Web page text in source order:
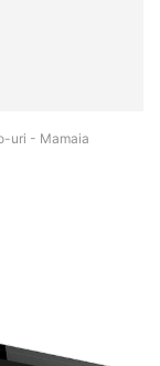
uri - Mamaia